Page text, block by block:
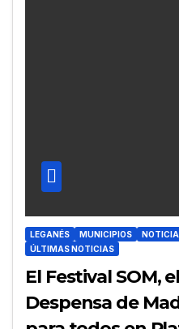
LEGANÉS MUNICIPIOS
ÚLTIMAS NOTICIAS
El Festival SOM,
Despensa de